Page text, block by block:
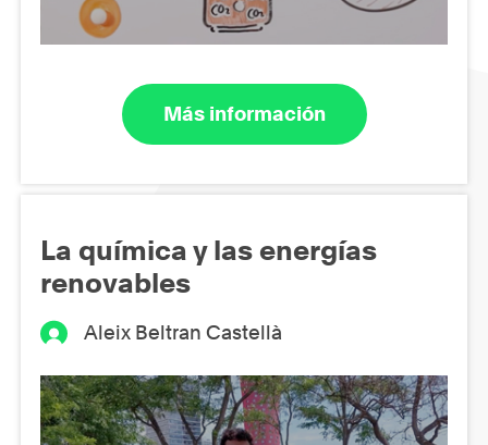
Más información
La química y las energías
renovables
Aleix Beltran Castellà